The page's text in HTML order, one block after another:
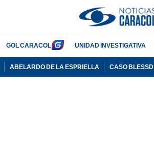
GOL CARACOL UNIDAD INVESTIGATIVA
ABELARDO DE LA ESPRIELLA CASO BLESSD